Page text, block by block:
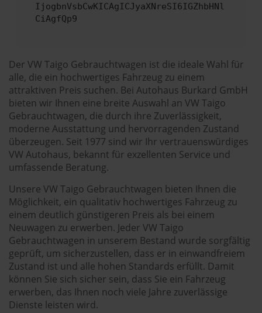
IjogbnVsbCwKICAgICJyaXNreSI6IGZhbHNl
CiAgfQp9
Der VW Taigo Gebrauchtwagen ist die ideale Wahl für
alle, die ein hochwertiges Fahrzeug zu einem
attraktiven Preis suchen. Bei Autohaus Burkard GmbH
bieten wir Ihnen eine breite Auswahl an VW Taigo
Gebrauchtwagen, die durch ihre Zuverlässigkeit,
moderne Ausstattung und hervorragenden Zustand
überzeugen. Seit 1977 sind wir Ihr vertrauenswürdiges
VW Autohaus, bekannt für exzellenten Service und
umfassende Beratung.
Unsere VW Taigo Gebrauchtwagen bieten Ihnen die
Möglichkeit, ein qualitativ hochwertiges Fahrzeug zu
einem deutlich günstigeren Preis als bei einem
Neuwagen zu erwerben. Jeder VW Taigo
Gebrauchtwagen in unserem Bestand wurde sorgfältig
geprüft, um sicherzustellen, dass er in einwandfreiem
Zustand ist und alle hohen Standards erfüllt. Damit
können Sie sich sicher sein, dass Sie ein Fahrzeug
erwerben, das Ihnen noch viele Jahre zuverlässige
Dienste leisten wird.